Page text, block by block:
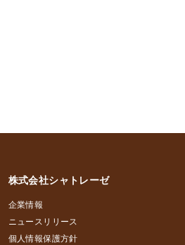
株式会社シャトレーゼ
企業情報
ニュースリリース
個人情報保護方針